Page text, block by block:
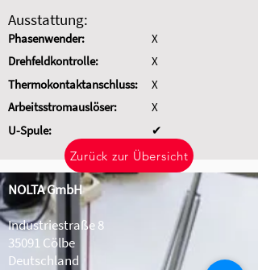
Ausstattung:
Phasenwender:
Drehfeldkontrolle:
Thermokontaktanschluss:
Arbeitsstromauslöser:
U-Spule:
X
X
X
X
✔
Zurück zur Übersicht
NOLTA GmbH
Industriestraße 8
35091 Cölbe
Deutschland